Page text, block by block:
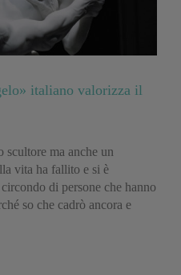
italiano valorizza il
scultore ma anche un
vita ha fallito e si è
di persone che hanno
so che cadrò ancora e